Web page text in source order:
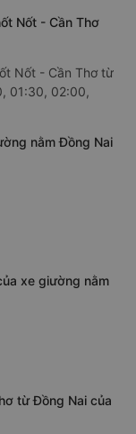
Nốt - Cần Thơ
Nốt - Cần Thơ từ
01:30, 02:00,
nằm Đồng Nai
xe giường nằm
từ Đồng Nai của